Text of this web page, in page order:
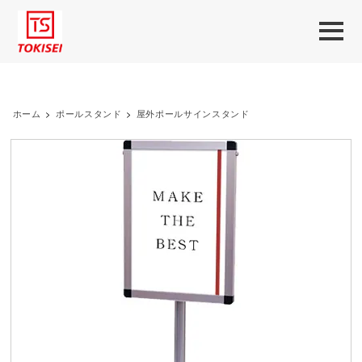
ホーム > ポールスタンド > 屋外ポールサインスタンド